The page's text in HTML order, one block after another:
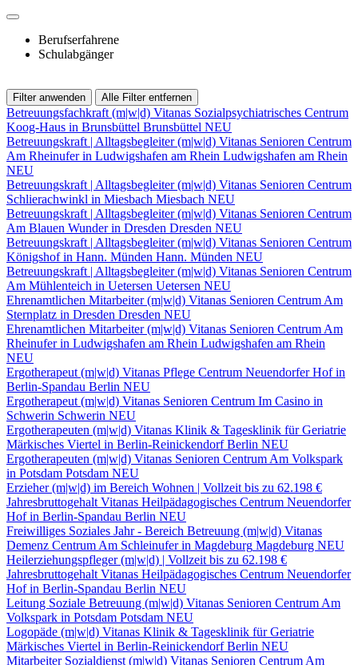
Berufserfahrene
Schulabgänger
Filter anwenden Alle Filter entfernen
Betreuungsfachkraft (m|w|d) Vitanas Sozialpsychiatrisches Centrum
Koog-Haus in Brunsbüttel Brunsbüttel NEU
Betreuungskraft | Alltagsbegleiter (m|w|d) Vitanas Senioren Centrum
Am Rheinufer in Ludwigshafen am Rhein Ludwigshafen am Rhein
NEU
Betreuungskraft | Alltagsbegleiter (m|w|d) Vitanas Senioren Centrum
Schlierachwinkl in Miesbach Miesbach NEU
Betreuungskraft | Alltagsbegleiter (m|w|d) Vitanas Senioren Centrum
Am Blauen Wunder in Dresden Dresden NEU
Betreuungskraft | Alltagsbegleiter (m|w|d) Vitanas Senioren Centrum
Königshof in Hann. Münden Hann. Münden NEU
Betreuungskraft | Alltagsbegleiter (m|w|d) Vitanas Senioren Centrum
Am Mühlenteich in Uetersen Uetersen NEU
Ehrenamtlichen Mitarbeiter (m|w|d) Vitanas Senioren Centrum Am
Sternplatz in Dresden Dresden NEU
Ehrenamtlichen Mitarbeiter (m|w|d) Vitanas Senioren Centrum Am
Rheinufer in Ludwigshafen am Rhein Ludwigshafen am Rhein
NEU
Ergotherapeut (m|w|d) Vitanas Pflege Centrum Neuendorfer Hof in
Berlin-Spandau Berlin NEU
Ergotherapeut (m|w|d) Vitanas Senioren Centrum Im Casino in
Schwerin Schwerin NEU
Ergotherapeuten (m|w|d) Vitanas Klinik & Tagesklinik für Geriatrie
Märkisches Viertel in Berlin-Reinickendorf Berlin NEU
Ergotherapeuten (m|w|d) Vitanas Senioren Centrum Am Volkspark
in Potsdam Potsdam NEU
Erzieher (m|w|d) im Bereich Wohnen | Vollzeit bis zu 62.198 €
Jahresbruttogehalt Vitanas Heilpädagogisches Centrum Neuendorfer
Hof in Berlin-Spandau Berlin NEU
Freiwilliges Soziales Jahr - Bereich Betreuung (m|w|d) Vitanas
Demenz Centrum Am Schleinufer in Magdeburg Magdeburg NEU
Heilerziehungspfleger (m|w|d) | Vollzeit bis zu 62.198 €
Jahresbruttogehalt Vitanas Heilpädagogisches Centrum Neuendorfer
Hof in Berlin-Spandau Berlin NEU
Leitung Soziale Betreuung (m|w|d) Vitanas Senioren Centrum Am
Volkspark in Potsdam Potsdam NEU
Logopäde (m|w|d) Vitanas Klinik & Tagesklinik für Geriatrie
Märkisches Viertel in Berlin-Reinickendorf Berlin NEU
Mitarbeiter Sozialdienst (m|w|d) Vitanas Senioren Centrum Am